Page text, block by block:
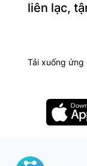
liên lạc,
Tải xuống ứng